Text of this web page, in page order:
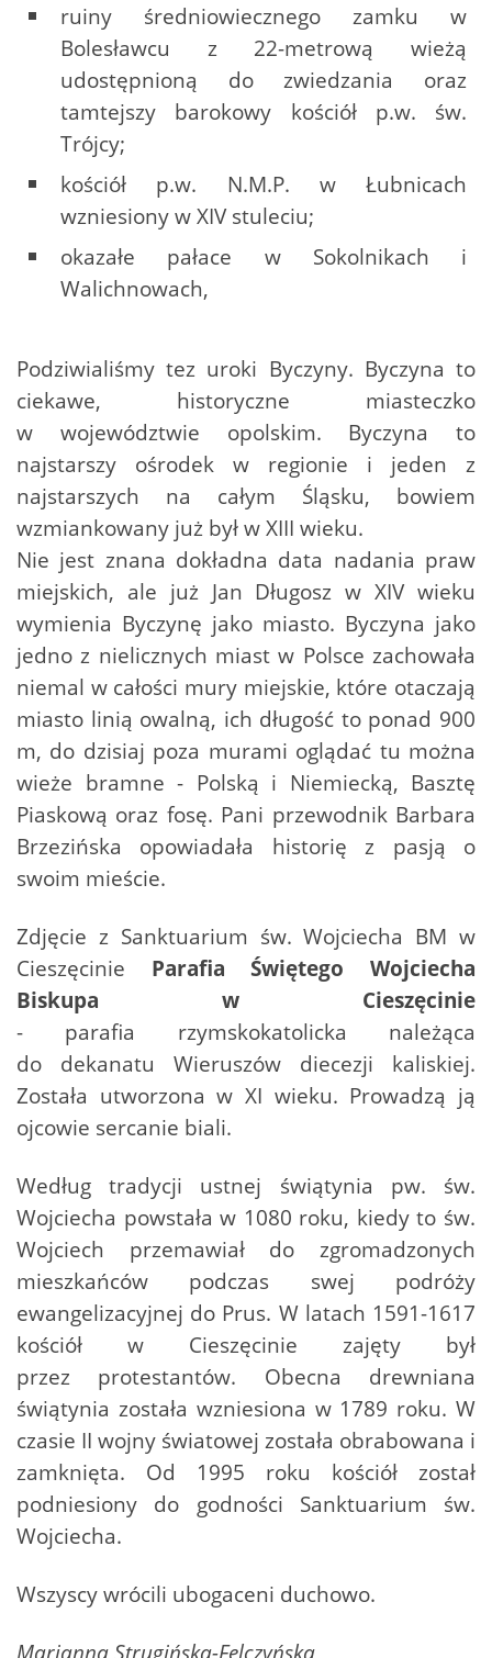
ruiny średniowiecznego zamku w
Bolesławcu z 22-metrową wieżą
udostępnioną do zwiedzania oraz
tamtejszy barokowy kościół p.w. św.
Trójcy;
kościół p.w. N.M.P. w Łubnicach
wzniesiony w XIV stuleciu;
okazałe pałace w Sokolnikach i
Walichnowach,
Podziwialiśmy tez uroki Byczyny. Byczyna to
ciekawe, historyczne miasteczko
w województwie opolskim. Byczyna to
najstarszy ośrodek w regionie i jeden z
najstarszych na całym Śląsku, bowiem
wzmiankowany już był w XIII wieku.
Nie jest znana dokładna data nadania praw
miejskich, ale już Jan Długosz w XIV wieku
wymienia Byczynę jako miasto. Byczyna jako
jedno z nielicznych miast w Polsce zachowała
niemal w całości mury miejskie, które otaczają
miasto linią owalną, ich długość to ponad 900
m, do dzisiaj poza murami oglądać tu można
wieże bramne - Polską i Niemiecką, Basztę
Piaskową oraz fosę. Pani przewodnik Barbara
Brzezińska opowiadała historię z pasją o
swoim mieście.
Zdjęcie z Sanktuarium św. Wojciecha BM w
Cieszęcinie Parafia Świętego Wojciecha
Biskupa w Cieszęcinie
- parafia rzymskokatolicka należąca
do dekanatu Wieruszów diecezji kaliskiej.
Została utworzona w XI wieku. Prowadzą ją
ojcowie sercanie biali.
Według tradycji ustnej świątynia pw. św.
Wojciecha powstała w 1080 roku, kiedy to św.
Wojciech przemawiał do zgromadzonych
mieszkańców podczas swej podróży
ewangelizacyjnej do Prus. W latach 1591-1617
kościół w Cieszęcinie zajęty był
przez protestantów. Obecna drewniana
świątynia została wzniesiona w 1789 roku. W
czasie II wojny światowej została obrabowana i
zamknięta. Od 1995 roku kościół został
podniesiony do godności Sanktuarium św.
Wojciecha.
Wszyscy wrócili ubogaceni duchowo.